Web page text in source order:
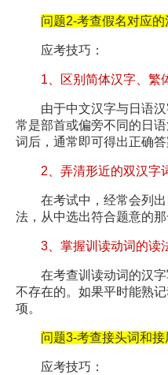
问题2-考查假名对应的
应考技巧：
1、区别简体汉字、繁
由于中文汉字与日语汉
常是部首或偏旁不同的日
词后，通常即可得出正确答
2、弄清形近的双汉字
在考试中，经常会列出
法，从中选出符合题意的那
3、掌握训读动词的读
在考查训读动词的汉字
不存在的。如果平时能熟
项。
问题3-考查接头词和接
应考技巧：